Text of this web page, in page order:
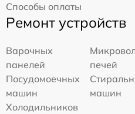
Способы оплаты
Ремонт устройств
Варочных
панелей
печей
Посудомоечных
машин
машин
Холодильников